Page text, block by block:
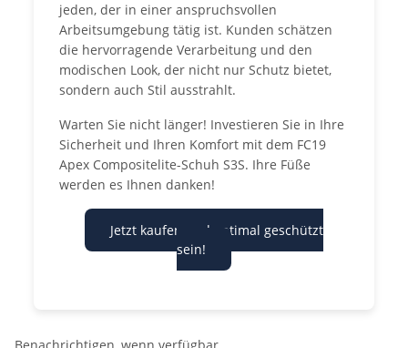
jeden, der in einer anspruchsvollen
Arbeitsumgebung tätig ist. Kunden schätzen
die hervorragende Verarbeitung und den
modischen Look, der nicht nur Schutz bietet,
sondern auch Stil ausstrahlt.
Warten Sie nicht länger! Investieren Sie in Ihre
Sicherheit und Ihren Komfort mit dem FC19
Apex Compositelite-Schuh S3S. Ihre Füße
werden es Ihnen danken!
Jetzt kaufen und optimal geschützt
sein!